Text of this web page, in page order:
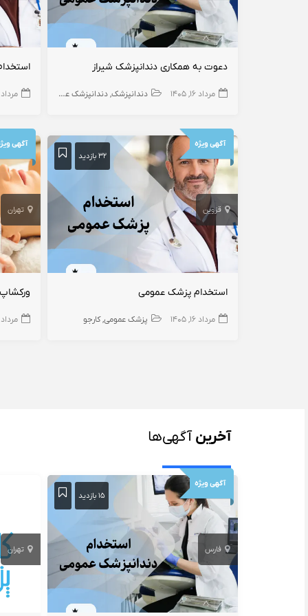
دعوت به همکاری دندانپزشک شیراز
مرداد ۱۶, ۱۴۰۵ دندانپزشک دندانپزشک عمومی مرداد ۱۶,
آگهی ویژه
۳۲ بازدید
قزوین
استخدام پزشک عمومی
مرداد ۱۶, ۱۴۰۵ پزشک عمومی کارجو
آگهی
تهران
مرداد ۱۶,
آخرینآگهی‌ها
آگهی ویژه
۱۵ بازدید
فارس تهران